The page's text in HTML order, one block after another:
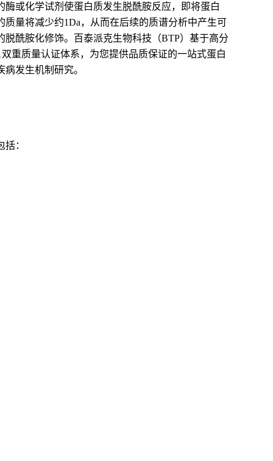
或化学试剂使蛋白质发生脱酰胺反应，即将蛋白
量将减少约1Da，从而在后续的质谱分析中产生可
酰胺化修饰。百泰派克生物科技（BTP）基于高分
重质量认证体系，为您提供品质保证的一站式蛋白
发生机制研究。
：